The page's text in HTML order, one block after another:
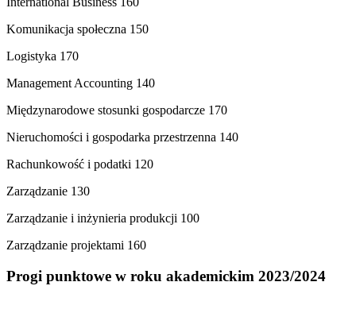
Komunikacja społeczna 150
Logistyka 170
Management Accounting 140
Międzynarodowe stosunki gospodarcze 170
Nieruchomości i gospodarka przestrzenna 140
Rachunkowość i podatki 120
Zarządzanie 130
Zarządzanie i inżynieria produkcji 100
Zarządzanie projektami 160
Progi punktowe w roku akademickim 2023/2024